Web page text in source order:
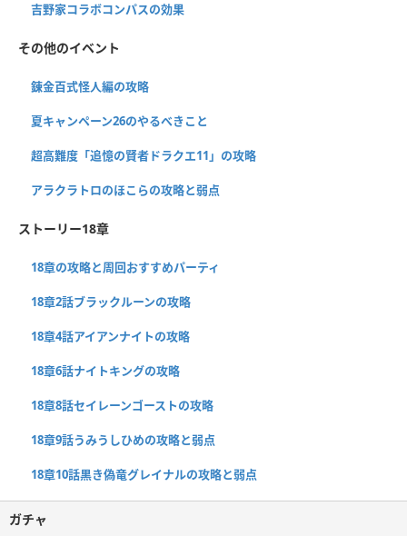
吉野家コラボコンパスの効果
その他のイベント
錬金百式怪人編の攻略
夏キャンペーン26のやるべきこと
超高難度「追憶の賢者ドラクエ11」の攻略
アラクラトロのほこらの攻略と弱点
ストーリー18章
18章の攻略と周回おすすめパーティ
18章2話ブラックルーンの攻略
18章4話アイアンナイトの攻略
18章6話ナイトキングの攻略
18章8話セイレーンゴーストの攻略
18章9話うみうしひめの攻略と弱点
18章10話黒き偽竜グレイナルの攻略と弱点
ガチャ